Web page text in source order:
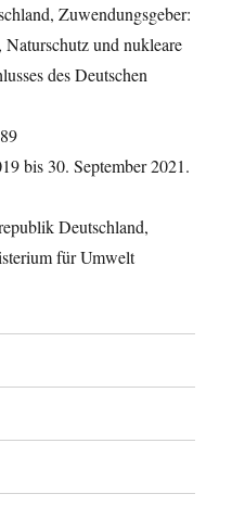
Zuwendungsgeber:
und nukleare
des Deutschen
bis 30. September 2021.